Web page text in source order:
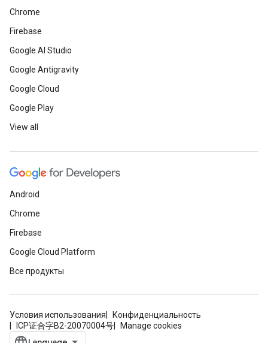
Chrome
Firebase
Google AI Studio
Google Antigravity
Google Cloud
Google Play
View all
Android
Chrome
Firebase
Google Cloud Platform
Все продукты
Условия использования
Конфиденциальность
ICP证合字B2-20070004号
Manage cookies